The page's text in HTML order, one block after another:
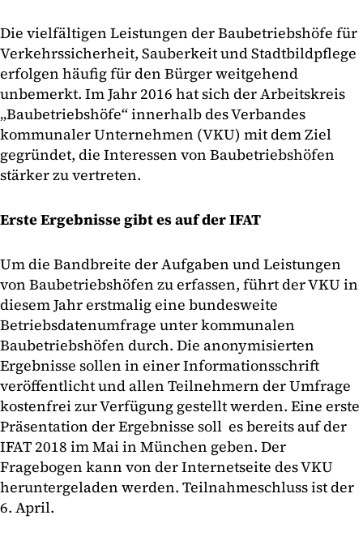
Die vielfältigen Leistungen der Baubetriebshöfe für
Verkehrssicherheit, Sauberkeit und Stadtbildpflege
erfolgen häufig für den Bürger weitgehend
unbemerkt. Im Jahr 2016 hat sich der Arbeitskreis
„Baubetriebshöfe“ innerhalb des Verbandes
kommunaler Unternehmen (VKU) mit dem Ziel
gegründet, die Interessen von Baubetriebshöfen
stärker zu vertreten.
Erste Ergebnisse gibt es auf der IFAT
Um die Bandbreite der Aufgaben und Leistungen
von Baubetriebshöfen zu erfassen, führt der VKU in
diesem Jahr erstmalig eine bundesweite
Betriebsdatenumfrage unter kommunalen
Baubetriebshöfen durch. Die anonymisierten
Ergebnisse sollen in einer Informationsschrift
veröffentlicht und allen Teilnehmern der Umfrage
kostenfrei zur Verfügung gestellt werden. Eine erste
Präsentation der Ergebnisse soll es bereits auf der
IFAT 2018 im Mai in München geben. Der
Fragebogen kann von der Internetseite des VKU
heruntergeladen werden. Teilnahmeschluss ist der
6. April.